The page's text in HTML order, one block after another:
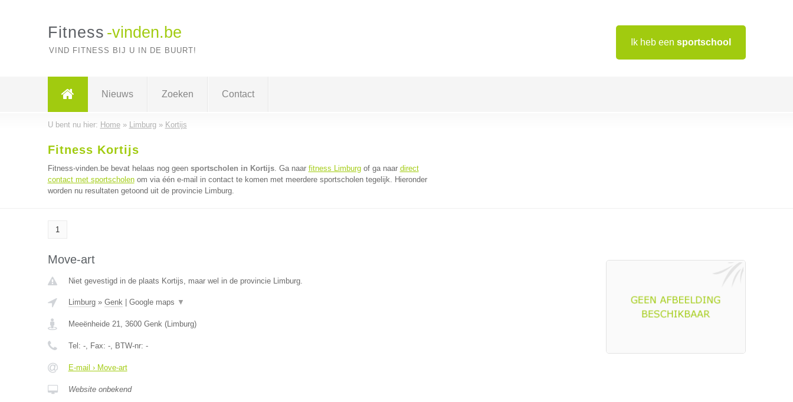
Ik heb een sportschool
Fitness -vinden.be
VIND FITNESS BIJ U IN DE BUURT!
Nieuws Zoeken Contact
U bent nu hier: Home» Limburg» Kortijs
Fitness Kortijs
Fitness-vinden.be bevat helaas nog geen sportscholen in Kortijs. Ga naar fitness Limburgof ga naar direct
contact met sportscholenom via één e-mail in contact te komen met meerdere sportscholen tegelijk. Hieronder
worden nu resultaten getoond uit de provincie Limburg.
1
Move-art
Niet gevestigd in de plaats Kortijs, maar wel in de provincie Limburg.
Limburg» Genk| Google maps ▼
Meeënheide 21, 3600 Genk(Limburg)
Tel: -, Fax: -, BTW-nr: -
E-mail › Move-art
Website onbekend